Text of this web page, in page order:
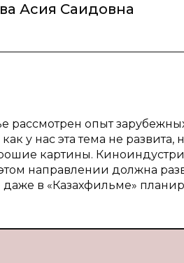
Асия Саидовна
рассмотрен опыт
как у нас эта тема не
картины.
направлении должна
в «Казахфильме»